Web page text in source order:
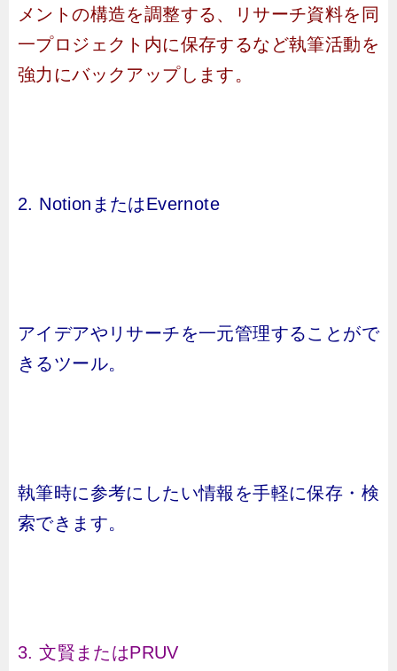
メントの構造を調整する、リサーチ資料を同
一プロジェクト内に保存するなど執筆活動を
強力にバックアップします。
2. NotionまたはEvernote
アイデアやリサーチを一元管理することがで
きるツール。
執筆時に参考にしたい情報を手軽に保存・検
索できます。
3. 文賢またはPRUV